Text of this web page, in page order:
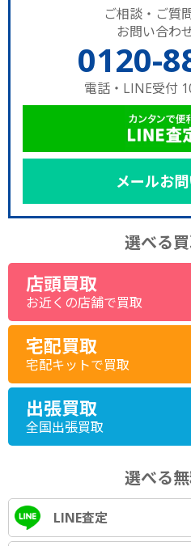
ご相談・ご質
お問い合わ
0120-
電話・LINE受付
メールお
選べる
店頭買取
お近くの店舗で買取
宅配買取
宅配キットで買取
出張買取
全国出張買取
選べる
LINE査定